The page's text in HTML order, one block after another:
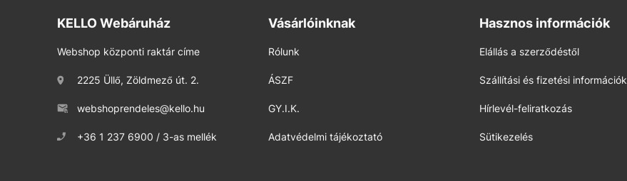
KELLO Webáruház
Webshop központi raktár címe
2225 Üllő, Zöldmező út. 2.
webshoprendeles@kello.hu
+36 1 237 6900 / 3-as mellék
Vásárlóinknak
Rólunk
ÁSZF
GY.I.K.
Adatvédelmi tájékoztató
Hasznos információk
Elállás a szerződéstől
Szállítási és fizetési információk
Hírlevél-feliratkozás
Sütikezelés